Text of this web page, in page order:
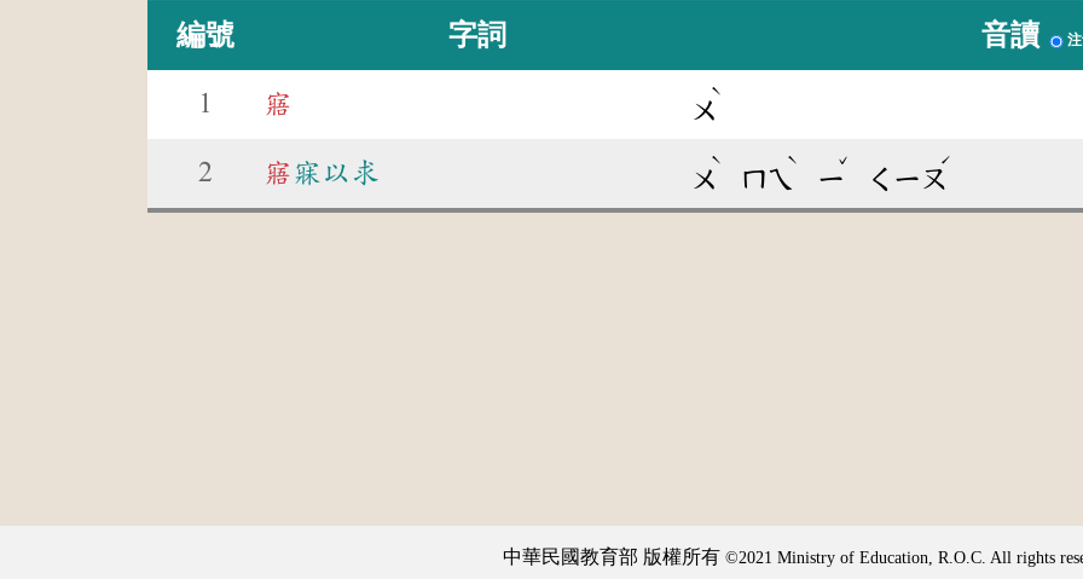
編號 字詞 音讀
1 寤 ㄨ
ˋ
2 寤寐以求 ㄨ
ˋ
ㄇㄟ
ˋ
ㄧ
ˇ
ㄑㄧㄡ
ˊ
中華民國教育部 版權所有 ©2021 Ministry of Education, R.O.C. All rights